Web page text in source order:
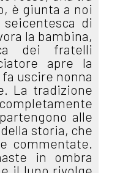
è giunta a noi
di
la bambina,
dei fratelli
apre la
uscire nonna
La tradizione
alle
storia, che
commentate.
in ombra